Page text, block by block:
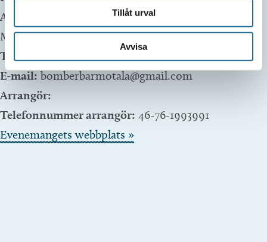
Tillåt urval
Avvisa
Adress:
Motala, 591 30 Sweden
Telefon:
E-mail:bomberbarmotala@gmail.com
Arrangör:
Telefonnummer arrangör: 46-76-1993991
Evenemangets webbplats »